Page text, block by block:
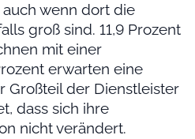
wenn dort die
groß sind. 11,9 Prozent
mit einer
erwarten eine
Großteil der Dienstleister
dass sich ihre
nicht verändert.